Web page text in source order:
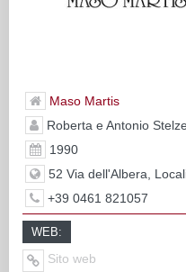
Maso Martis
Roberta e Antonio
1990
52 Via dell'Albera,
+39 0461 821057
WEB:
Sito web